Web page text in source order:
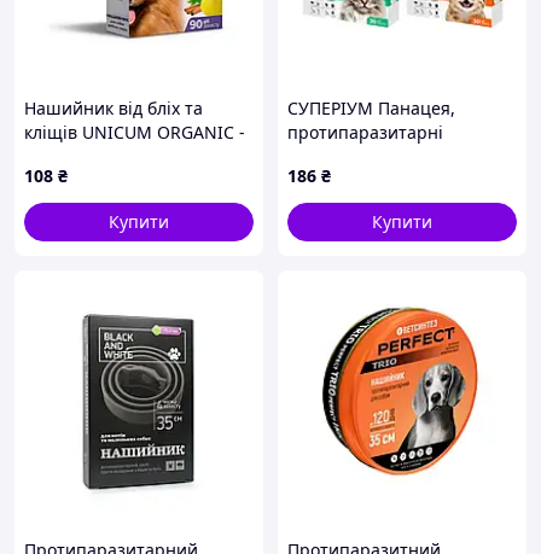
Нашийник від бліх та
кліщів UNICUM ORGANIC -
бліх та кліщів - UNICUM
ORGANIC - 35
108 ₴
Купити
СУПЕРІУМ Панацея,
протипаразитарні
186 ₴
Купити